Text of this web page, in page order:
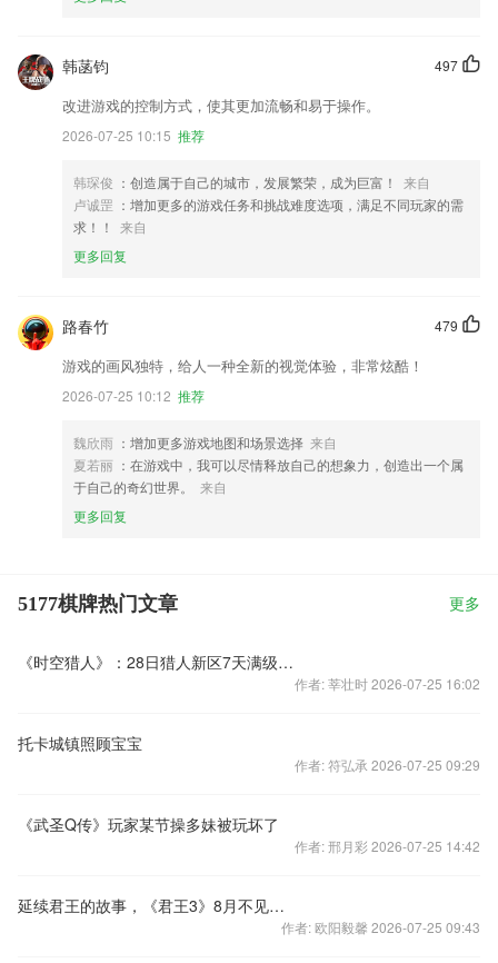
497
韩菡钧
改进游戏的控制方式，使其更加流畅和易于操作。
2026-07-25 10:15 推荐
韩琛俊 ：创造属于自己的城市，发展繁荣，成为巨富！
来自
卢诚罡 ：增加更多的游戏任务和挑战难度选项，满足不同玩家的需
求！！
来自
更多回复
479
路春竹
游戏的画风独特，给人一种全新的视觉体验，非常炫酷！
2026-07-25 10:12 推荐
魏欣雨 ：增加更多游戏地图和场景选择 来自
夏若丽 ：在游戏中，我可以尽情释放自己的想象力，创造出一个属
于自己的奇幻世界。
来自
更多回复
5177棋牌热门文章 更多
《时空猎人》：28日猎人新区7天满级天天送金币
作者: 莘壮时 2026-07-25 16:02
托卡城镇照顾宝宝
作者: 符弘承 2026-07-25 09:29
《武圣Q传》玩家某节操多妹被玩坏了
作者: 邢月彩 2026-07-25 14:42
延续君王的故事，《君王3》8月不见不散
作者: 欧阳毅馨 2026-07-25 09:43